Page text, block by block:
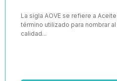
La sigla AOVE se refiere a
término utilizado para nombrar
calidad...